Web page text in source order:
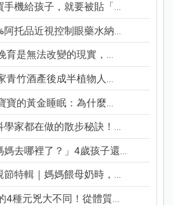
手機給孩子，就要被貼「...
阿托品近視控制眼藥水納...
育是無法改變的現實，...
青竹酒產後成半植物人...
寶的黃金睡眠：為什麼...
學家都在做的散步秘訣！...
媽去哪裡了？」4歲孩子還...
節特輯｜媽媽餵母奶時，...
4種元兇大不同！從體質...